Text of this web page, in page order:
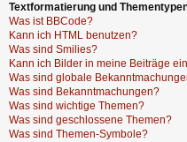
Textformatierung und
Was ist BBCode?
Kann ich HTML benutzen?
Was sind Smilies?
Kann ich Bilder in meine Beiträge
Was sind globale
Was sind Bekanntmachungen?
Was sind wichtige Themen?
Was sind geschlossene Themen?
Was sind Themen-Symbole?